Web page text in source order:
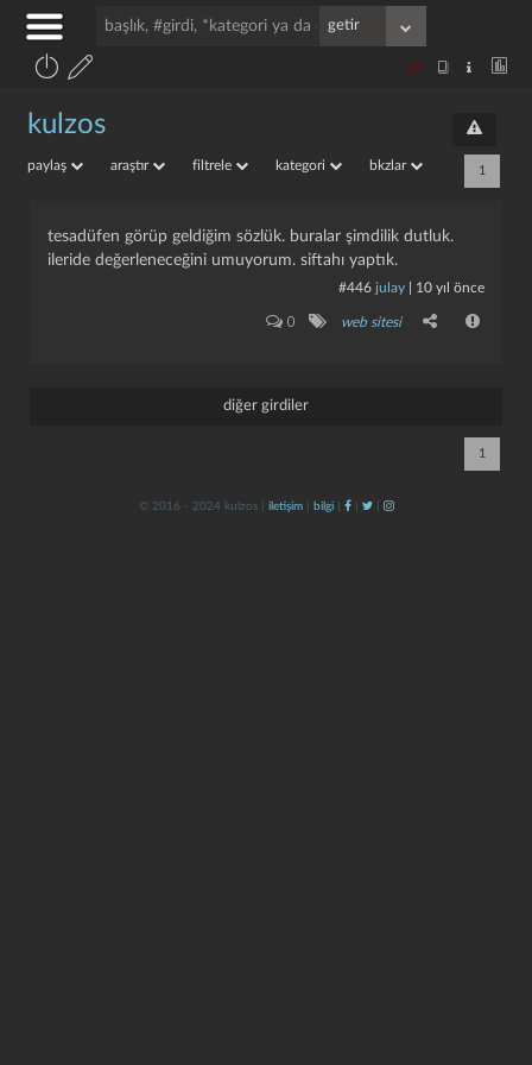
kulzos
paylaş araştır filtrele kategori bkzlar 1
tesadüfen görüp geldiğim sözlük. buralar şimdilik dutluk.
ileride değerleneceğini umuyorum. siftahı yaptık.
#446 julay 10 yıl önce
0 web sitesi
diğer girdiler
1
© 2016 - 2024 kulzos | iletişim| bilgi| | |